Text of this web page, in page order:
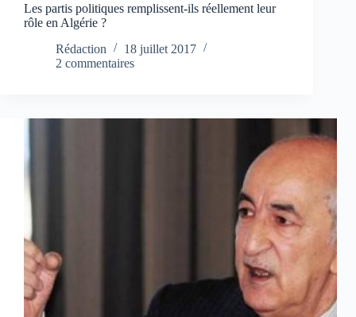
Les partis politiques remplissent-ils réellement leur
rôle en Algérie ?
Rédaction
18 juillet 2017
2 commentaires